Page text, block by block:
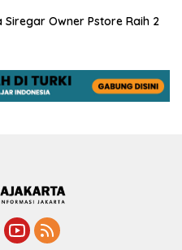
Siregar Owner Pstore Raih 2